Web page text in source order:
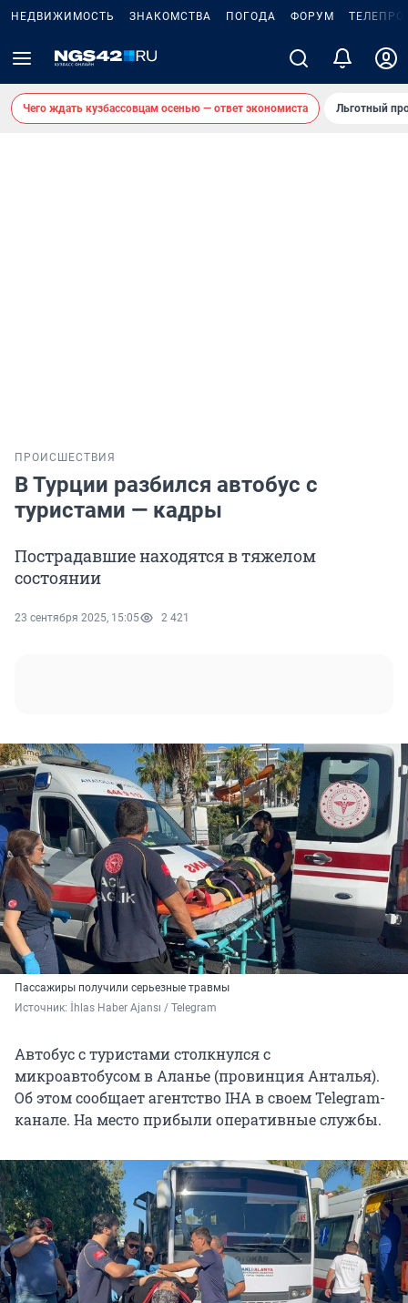
НЕДВИЖИМОСТЬ ЗНАКОМСТВА ПОГОДА ФОРУМ
Чего ждать кузбассовцам осенью — ответ экономиста Льготный
ПРОИСШЕСТВИЯ
В Турции разбился автобус с
туристами — кадры
Пострадавшие находятся в тяжелом
состоянии
23 сентября 2025, 15:05 2 421
Пассажиры получили серьезные травмы
Источник: İhlas Haber Ajansı / Telegram
Автобус с туристами столкнулся с
микроавтобусом в Аланье (провинция Анталья).
Об этом сообщает агентство IHA в своем Telegram-
канале. На место прибыли оперативные службы.